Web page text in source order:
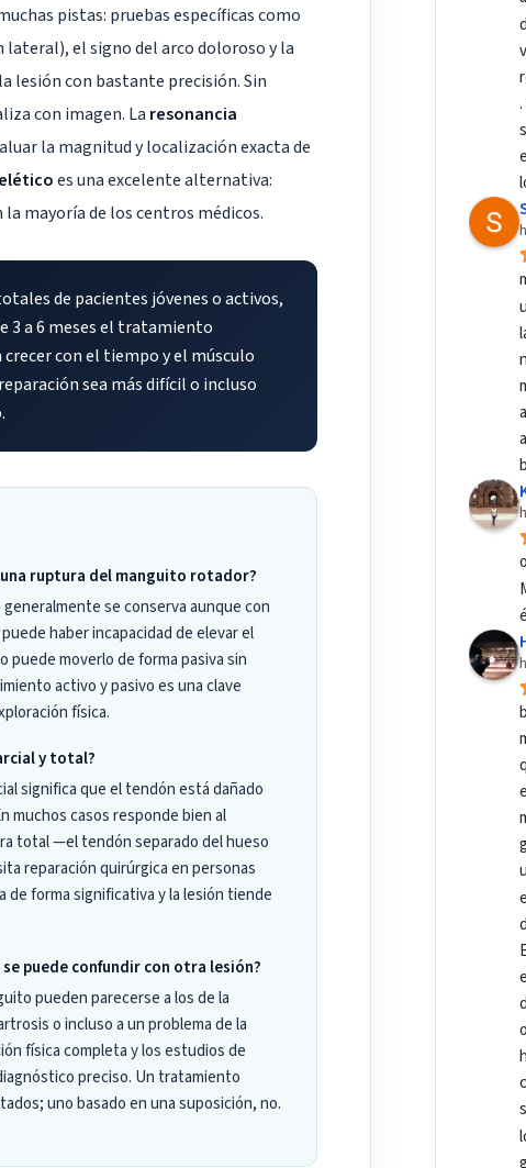
pistas: pruebas específicas como
el signo del arco doloroso y la
lesión con bastante precisión. Sin
con imagen. La resonancia
la magnitud y localización exacta de
es una excelente alternativa:
mayoría de los centros médicos.
de pacientes jóvenes o activos,
3 a 6 meses el tratamiento
con el tiempo y el músculo
sea más difícil o incluso
ruptura del manguito rotador?
se conserva aunque con
haber incapacidad de elevar el
puede moverlo de forma pasiva sin
activo y pasivo es una clave
física.
y total?
significa que el tendón está dañado
muchos casos responde bien al
total —el tendón separado del hueso
reparación quirúrgica en personas
de forma significativa y la lesión tiende
puede confundir con otra lesión?
pueden parecerse a los de la
o incluso a un problema de la
física completa y los estudios de
preciso. Un tratamiento
uno basado en una suposición, no.